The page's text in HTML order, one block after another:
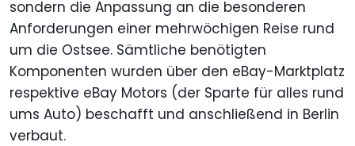
sondern die Anpassung an die besonderen
Anforderungen einer mehrwöchigen Reise rund
um die Ostsee. Sämtliche benötigten
Komponenten wurden über den eBay-Marktplatz
respektive eBay Motors (der Sparte für alles rund
ums Auto) beschafft und anschließend in Berlin
verbaut.